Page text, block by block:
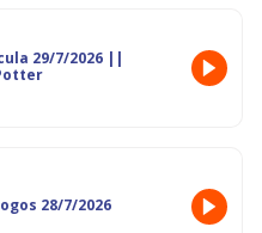
29/7/2026 ||
28/7/2026